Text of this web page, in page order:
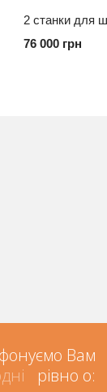
76 000 грн
Вам
рівно о: